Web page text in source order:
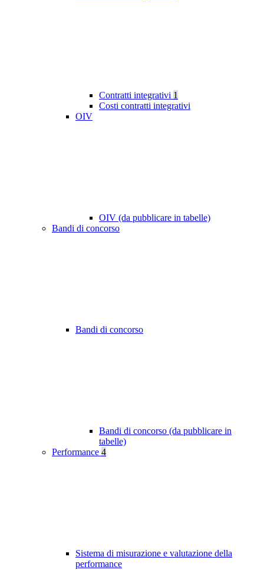
Contratti integrativi 1
Costi contratti integrativi
OIV
OIV (da pubblicare in tabelle)
Bandi di concorso
Bandi di concorso
Bandi di concorso (da pubblicare in
tabelle)
Performance 4
Sistema di misurazione e valutazione della
performance